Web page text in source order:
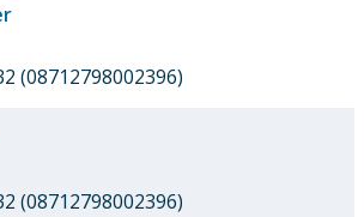
(08712798002396)
(08712798002396)